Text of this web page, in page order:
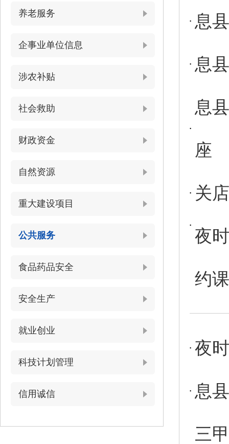
养老服务
企事业单位信息
涉农补贴
社会救助
财政资金
自然资源
重大建设项目
公共服务
食品药品安全
安全生产
就业创业
科技计划管理
信用诚信
息
息
息
座
关
夜
约
夜
息
三